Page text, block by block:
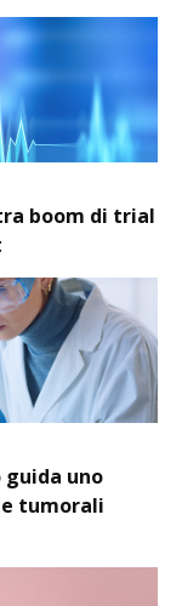
boom di trial
guida uno
tumorali